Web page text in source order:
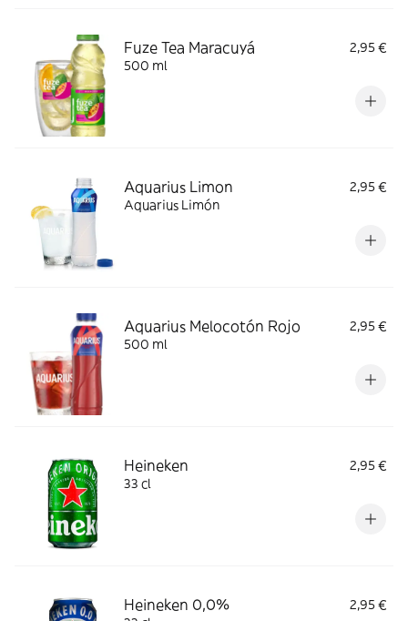
Fuze Tea Maracuyá
2,95 €
500 ml
Aquarius Limon
2,95 €
Aquarius Limón
Aquarius Melocotón Rojo
2,95 €
500 ml
Heineken
2,95 €
33 cl
Heineken 0,0%
2,95 €